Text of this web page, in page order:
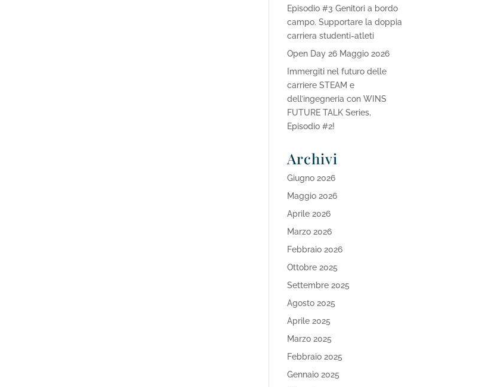
Episodio #3 Genitori a bordo
campo. Supportare la doppia
carriera studenti-atleti
Open Day 26 Maggio 2026
Immergiti nel futuro delle
carriere STEAM e
dell’ingegneria con WINS
FUTURE TALK Series,
Episodio #2!
Archivi
Giugno 2026
Maggio 2026
Aprile 2026
Marzo 2026
Febbraio 2026
Ottobre 2025
Settembre 2025
Agosto 2025
Aprile 2025
Marzo 2025
Febbraio 2025
Gennaio 2025